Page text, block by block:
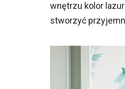
wnętrzu kolor
stworzyć